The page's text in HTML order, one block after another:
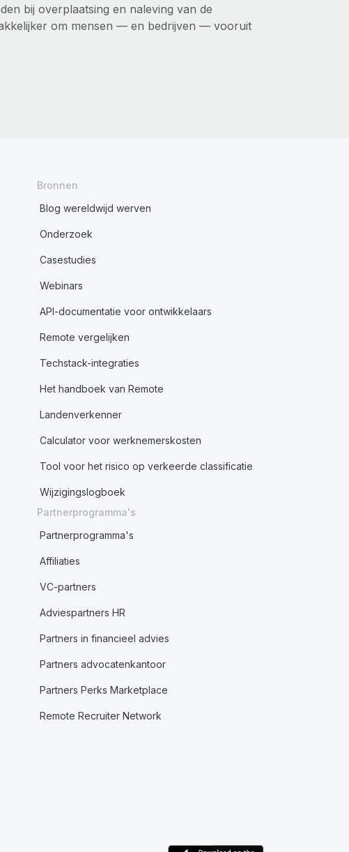
bij overplaatsing en naleving van de
om mensen — en bedrijven — vooruit
Bronnen
Blog wereldwijd werven
Onderzoek
Casestudies
Webinars
API-documentatie voor ontwikkelaars
Remote vergelijken
Techstack-integraties
Het handboek van Remote
Landenverkenner
Calculator voor werknemerskosten
Tool voor het risico op verkeerde classificatie
Wijzigingslogboek
Partnerprogramma's
Partnerprogramma's
Affiliaties
VC-partners
Adviespartners HR
Partners in financieel advies
Partners advocatenkantoor
Partners Perks Marketplace
Remote Recruiter Network